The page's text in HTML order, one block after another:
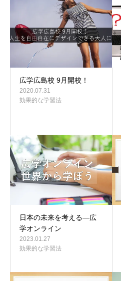
広学広島校 9月開校！
2020.07.31
効果的な学習法
日本の未来を考える―広
学オンライン
2023.01.27
効果的な学習法